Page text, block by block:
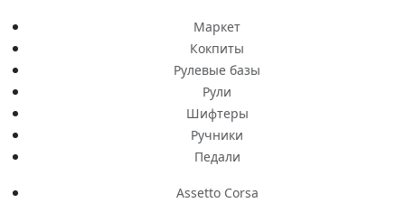
Маркет
Кокпиты
Рулевые базы
Рули
Шифтеры
Ручники
Педали
Assetto Corsa